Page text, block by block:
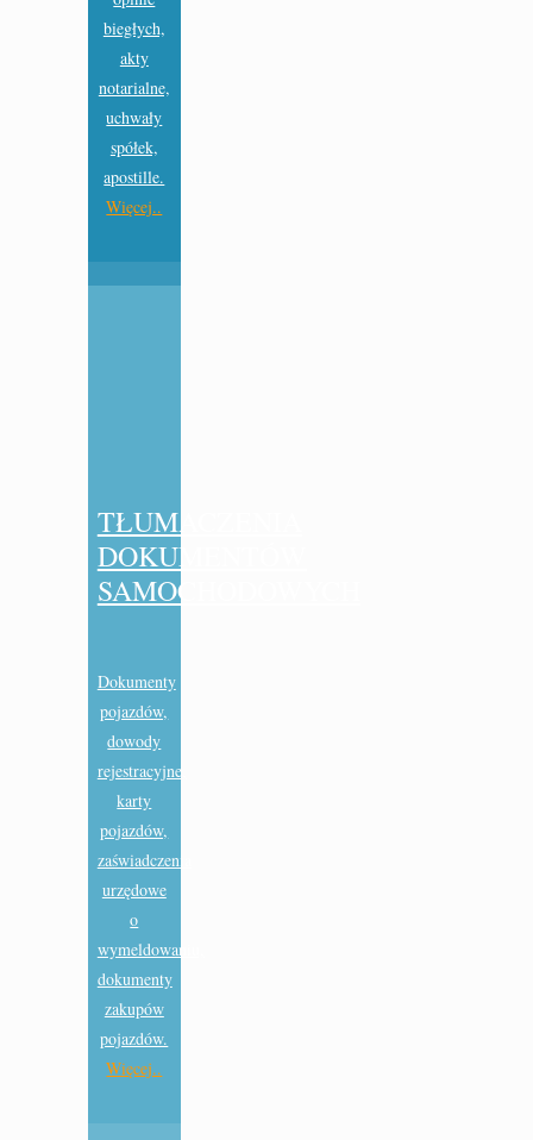
biegłych,
akty
notarialne,
uchwały
spółek,
apostille.
Więcej..
TŁUMACZENIA
DOKUMENTÓW
SAMOCHODOWYCH
Dokumenty
pojazdów,
dowody
rejestracyjne,
karty
pojazdów,
zaświadczenia
urzędowe
o
wymeldowaniu,
dokumenty
zakupów
pojazdów.
Więcej..